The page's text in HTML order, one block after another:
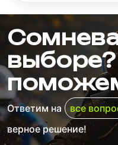
Ответим на все
верное решение!